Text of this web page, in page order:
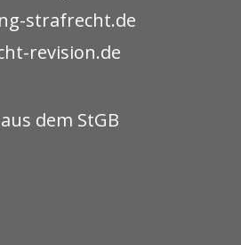
strafrecht.de
revision.de
dem StGB